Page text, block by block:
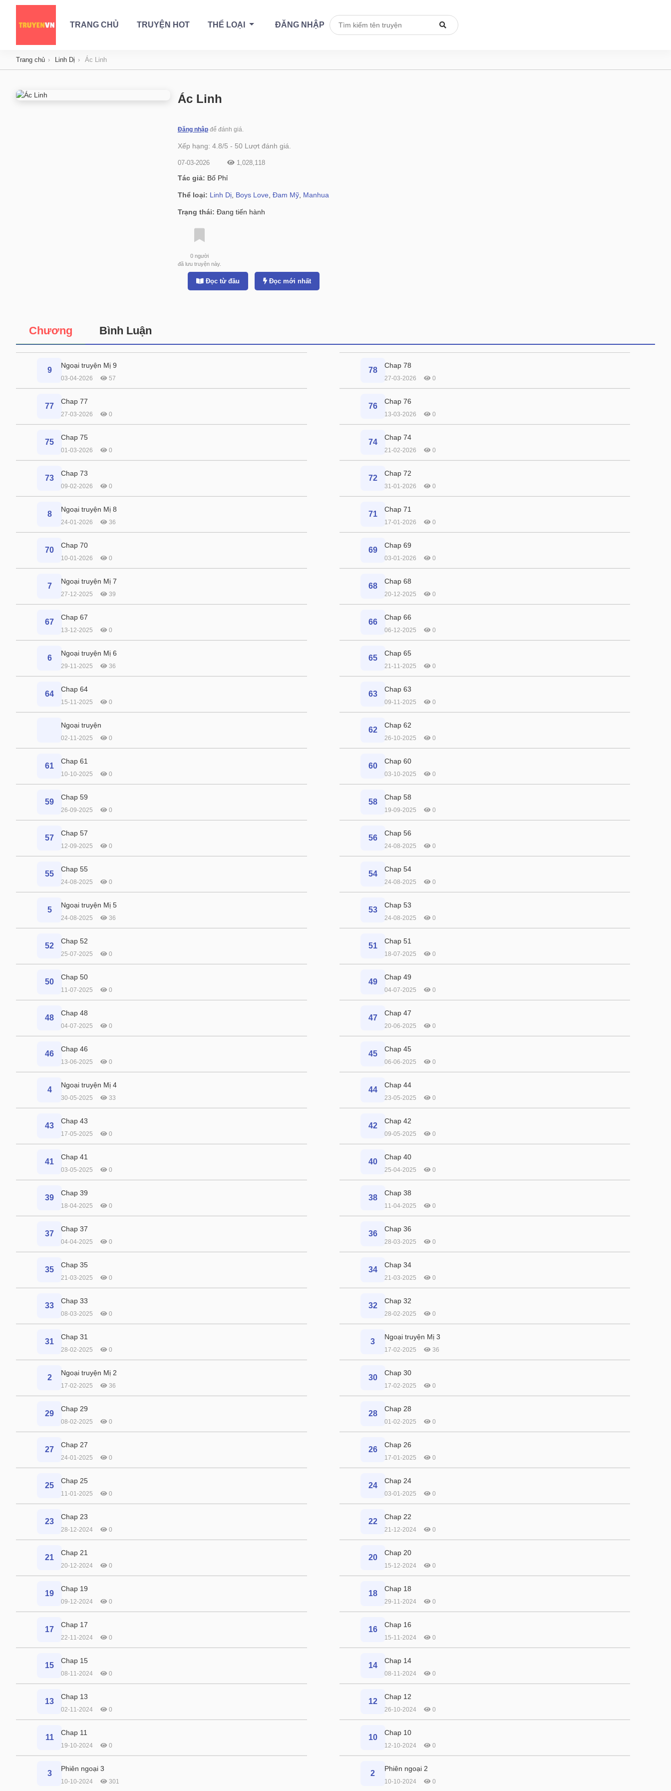
TRANG CHỦ TRUYỆN HOT THỂ LOẠI ĐĂNG NHẬP
Trang chủ Linh Dị Ác Linh
Ác Linh
Đăng nhậpđể đánh giá.
Xếp hạng: 4.8/5 - 50Lượt đánh giá.
07-03-2026 1,028,118
Tác giả: Bố Phỉ
Thể loại: Linh Dị, Boys Love, Đam Mỹ, Manhua
Trạng thái: Đang tiến hành
0người
đã lưu truyện này.
Đọc từ đầu Đọc mới nhất
Chương Bình Luận
9
Ngoại truyện Mị 9
03-04-2026 57
78
Chap 78
27-03-2026 0
77
Chap 77
27-03-2026 0
76
Chap 76
13-03-2026 0
75
Chap 75
01-03-2026 0
74
Chap 74
21-02-2026 0
73
Chap 73
09-02-2026 0
72
Chap 72
31-01-2026 0
8
Ngoại truyện Mị 8
24-01-2026 36
71
Chap 71
17-01-2026 0
70
Chap 70
10-01-2026 0
69
Chap 69
03-01-2026 0
7
Ngoại truyện Mị 7
27-12-2025 39
68
Chap 68
20-12-2025 0
67
Chap 67
13-12-2025 0
66
Chap 66
06-12-2025 0
6
Ngoại truyện Mị 6
29-11-2025 36
65
Chap 65
21-11-2025 0
64
Chap 64
15-11-2025 0
63
Chap 63
09-11-2025 0
Ngoại truyện
02-11-2025 0
62
Chap 62
26-10-2025 0
61
Chap 61
10-10-2025 0
60
Chap 60
03-10-2025 0
59
Chap 59
26-09-2025 0
58
Chap 58
19-09-2025 0
57
Chap 57
12-09-2025 0
56
Chap 56
24-08-2025 0
55
Chap 55
24-08-2025 0
54
Chap 54
24-08-2025 0
5
Ngoại truyện Mị 5
24-08-2025 36
53
Chap 53
24-08-2025 0
52
Chap 52
25-07-2025 0
51
Chap 51
18-07-2025 0
50
Chap 50
11-07-2025 0
49
Chap 49
04-07-2025 0
48
Chap 48
04-07-2025 0
47
Chap 47
20-06-2025 0
46
Chap 46
13-06-2025 0
45
Chap 45
06-06-2025 0
4
Ngoại truyện Mị 4
30-05-2025 33
44
Chap 44
23-05-2025 0
43
Chap 43
17-05-2025 0
42
Chap 42
09-05-2025 0
41
Chap 41
03-05-2025 0
40
Chap 40
25-04-2025 0
39
Chap 39
18-04-2025 0
38
Chap 38
11-04-2025 0
37
Chap 37
04-04-2025 0
36
Chap 36
28-03-2025 0
35
Chap 35
21-03-2025 0
34
Chap 34
21-03-2025 0
33
Chap 33
08-03-2025 0
32
Chap 32
28-02-2025 0
31
Chap 31
28-02-2025 0
3
Ngoại truyện Mị 3
17-02-2025 36
2
Ngoại truyện Mị 2
17-02-2025 36
30
Chap 30
17-02-2025 0
29
Chap 29
08-02-2025 0
28
Chap 28
01-02-2025 0
27
Chap 27
24-01-2025 0
26
Chap 26
17-01-2025 0
25
Chap 25
11-01-2025 0
24
Chap 24
03-01-2025 0
23
Chap 23
28-12-2024 0
22
Chap 22
21-12-2024 0
21
Chap 21
20-12-2024 0
20
Chap 20
15-12-2024 0
19
Chap 19
09-12-2024 0
18
Chap 18
29-11-2024 0
17
Chap 17
22-11-2024 0
16
Chap 16
15-11-2024 0
15
Chap 15
08-11-2024 0
14
Chap 14
08-11-2024 0
13
Chap 13
02-11-2024 0
12
Chap 12
26-10-2024 0
11
Chap 11
19-10-2024 0
10
Chap 10
12-10-2024 0
3
Phiên ngoại 3
10-10-2024 301
2
Phiên ngoại 2
10-10-2024 0